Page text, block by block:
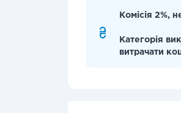
Комісія 2%,
Категорія
витрачати